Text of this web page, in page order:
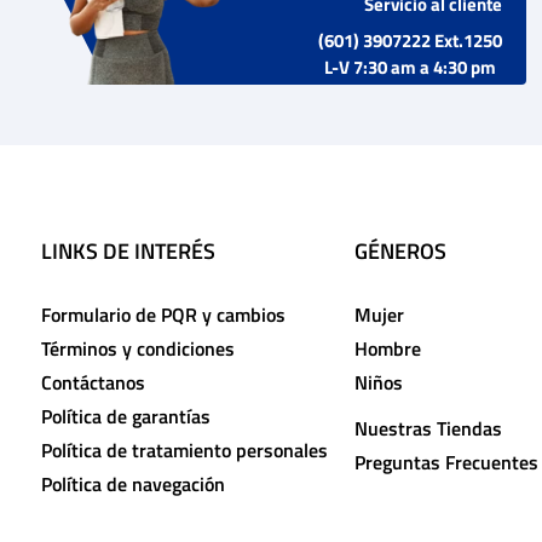
(601) 3907222 Ext.1250
L-V 7:30 am a 4:30 pm
LINKS DE INTERÉS
Formulario de PQR y cambios
Términos y condiciones
Contáctanos
Política de garantías
Política de tratamiento personales
Política de navegación
GÉNEROS
Mujer
Hombre
Niños
Nuestras Tiendas
Preguntas Frecuentes